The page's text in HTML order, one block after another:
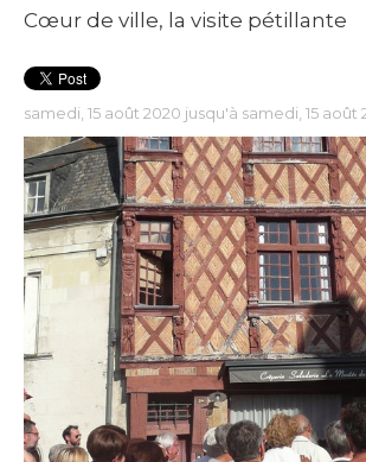
Cœur de ville, la visite pétillante
samedi, 15 août 2020 jusqu'à samedi, 15 août